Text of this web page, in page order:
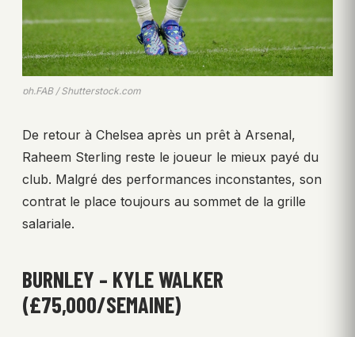
ph.FAB / Shutterstock.com
De retour à Chelsea après un prêt à Arsenal,
Raheem Sterling reste le joueur le mieux payé du
club. Malgré des performances inconstantes, son
contrat le place toujours au sommet de la grille
salariale.
BURNLEY – KYLE WALKER
(£75,000/SEMAINE)